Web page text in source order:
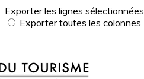
Exporter les lignes sélectionnées
Exporter toutes les colonnes
?>